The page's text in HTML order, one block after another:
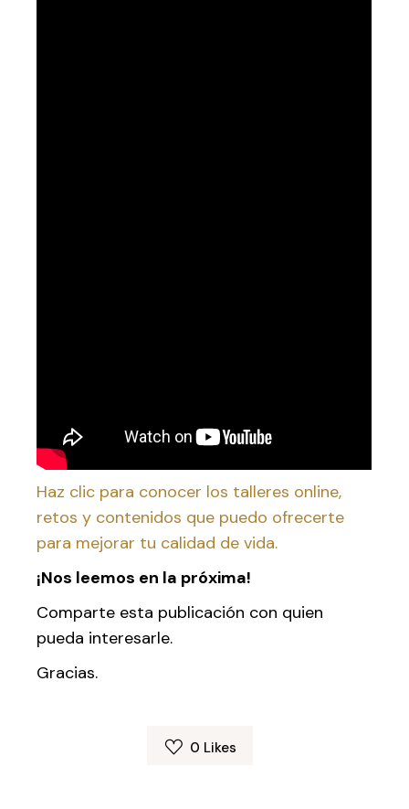
Haz clic para conocer los talleres online,
retos y contenidos que puedo ofrecerte
para mejorar tu calidad de vida.
¡Nos leemos en la próxima!
Comparte esta publicación con quien
pueda interesarle.
Gracias.
0 Likes